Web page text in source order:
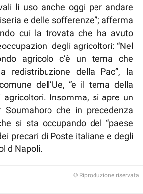
li uso anche oggi per andare
e delle sofferenze”; afferma
cui la trovata che ha avuto
degli agricoltori: “Nel
agricolo c’è un tema che
redistribuzione della Pac”, la
dell’Ue, “e il tema della
agricoltori. Insomma, si apre un
Soumahoro che in precedenza
si sta occupando del “paese
precari di Poste italiane e degli
d Napoli.
© Riproduzione riservata